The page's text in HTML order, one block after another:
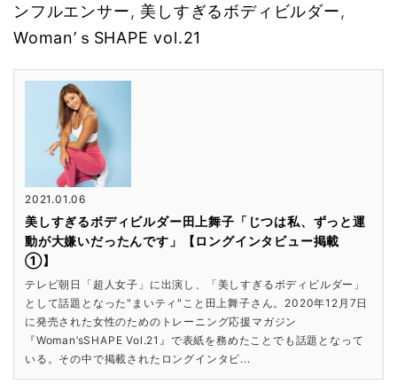
ンフルエンサー, 美しすぎるボディビルダー,
Woman’ｓSHAPE vol.21
2021.01.06
美しすぎるボディビルダー田上舞子「じつは私、ずっと運
動が大嫌いだったんです」【ロングインタビュー掲載
①】
テレビ朝日「超人女子」に出演し、「美しすぎるボディビルダー」
として話題となった"まいティ"こと田上舞子さん。2020年12月7日
に発売された女性のためのトレーニング応援マガジン
『Woman’sSHAPE Vol.21』で表紙を務めたことでも話題となって
いる。その中で掲載されたロングインタビ...